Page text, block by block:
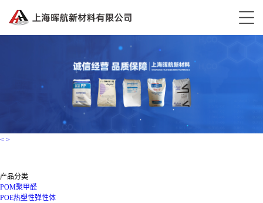
< >
产品分类
POM聚甲醛
POE热塑性弹性体